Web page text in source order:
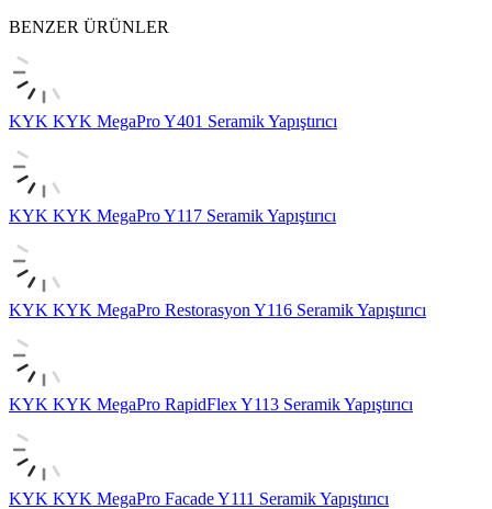
BENZER ÜRÜNLER
KYK KYK MegaPro Y401 Seramik Yapıştırıcı
KYK KYK MegaPro Y117 Seramik Yapıştırıcı
KYK KYK MegaPro Restorasyon Y116 Seramik Yapıştırıcı
KYK KYK MegaPro RapidFlex Y113 Seramik Yapıştırıcı
KYK KYK MegaPro Facade Y111 Seramik Yapıştırıcı